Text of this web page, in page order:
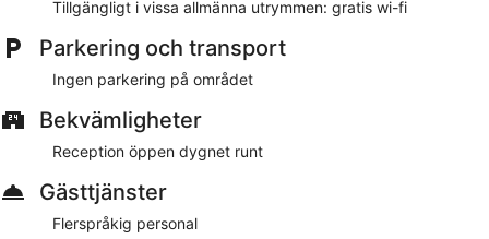
Gäster på Hotel Guerrato har tillgång till gratis wi-fi i allmänna
utrymmen och expressutcheckning. Receptionen är öppen
med sightseeing, vägvisning och lokala restaurangtips.
Hotel Guerrato lockar med flerspråkig personal och
expressutcheckning. I allmänna utrymmen finns gratis wi-fi.
Detta pensionat i Venedig tillåter inte rökning.
Tillgängligt i vissa allmänna utrymmen: gratis wi-fi
Parkering och transport
Ingen parkering på området
Bekvämligheter
Reception öppen dygnet runt
Gästtjänster
Flerspråkig personal